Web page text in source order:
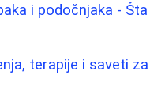
i podočnjaka - Šta
terapije i saveti za